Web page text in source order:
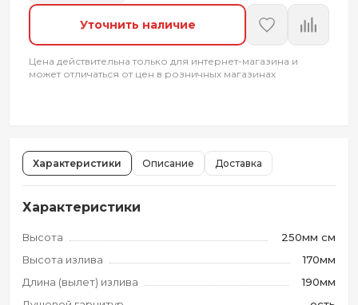
Уточнить наличие
Цена действительна только для интернет-магазина и
может отличаться от цен в розничных магазинах
Характеристики Описание Доставка
Характеристики
Высота
250мм см
Высота излива
170мм
Длина (вылет) излива
190мм